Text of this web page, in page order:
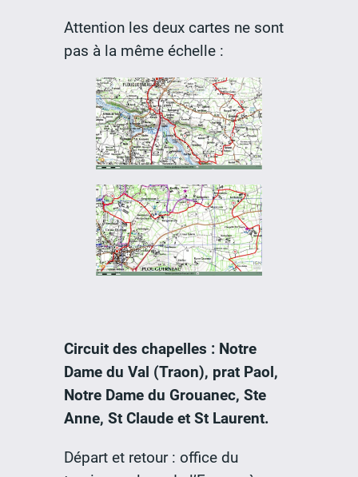
Attention les deux cartes ne sont
pas à la même échelle :
Circuit des chapelles : Notre
Dame du Val (Traon), prat Paol,
Notre Dame du Grouanec, Ste
Anne, St Claude et St Laurent.
Départ et retour : office du